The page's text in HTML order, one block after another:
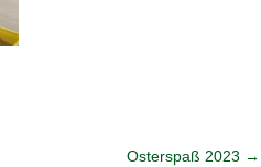
Osterspaß 2023 →